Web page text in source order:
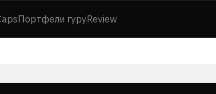
Портфели гуруReview